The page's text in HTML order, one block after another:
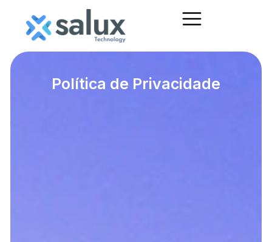
Política de Privacidade